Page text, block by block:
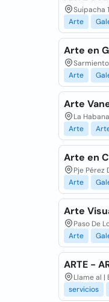
Suipacha
Arte
Arte en
Arte
Arte
La
Arte
Arte en
Pje Pérez
Arte
Arte
Paso De
Arte
ARTE -
Llame al |
servicios